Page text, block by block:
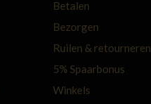
Betalen
Bezorgen
Ruilen & retourneren
5% Spaarbonus
Winkels